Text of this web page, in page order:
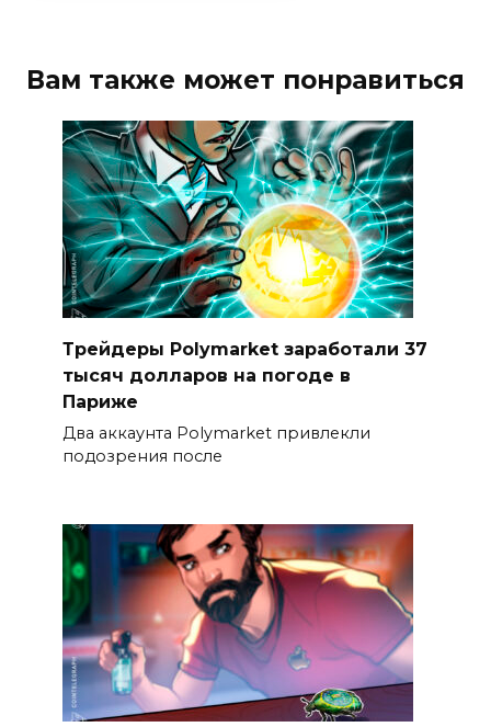
Вам также может понравиться
Трейдеры Polymarket заработали 37
тысяч долларов на погоде в
Париже
Два аккаунта Polymarket привлекли
подозрения после